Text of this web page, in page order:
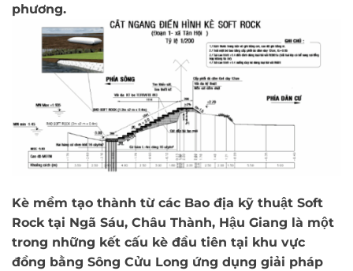
phương.
Kè mềm tạo thành từ các Bao địa kỹ thuật Soft
Rock tại Ngã Sáu, Châu Thành, Hậu Giang là một
trong những kết cấu kè đầu tiên tại khu vực
đồng bằng Sông Cửu Long ứng dụng giải pháp